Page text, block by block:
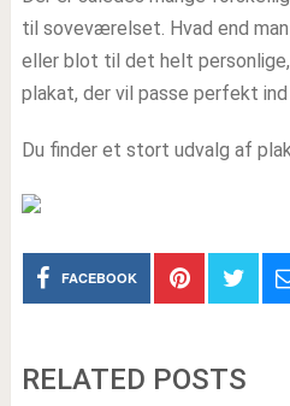
til soveværelset. Hvad end
eller blot til det helt personlige,
plakat, der vil passe perfekt
Du finder et stort udvalg af
FACEBOOK
RELATED POSTS